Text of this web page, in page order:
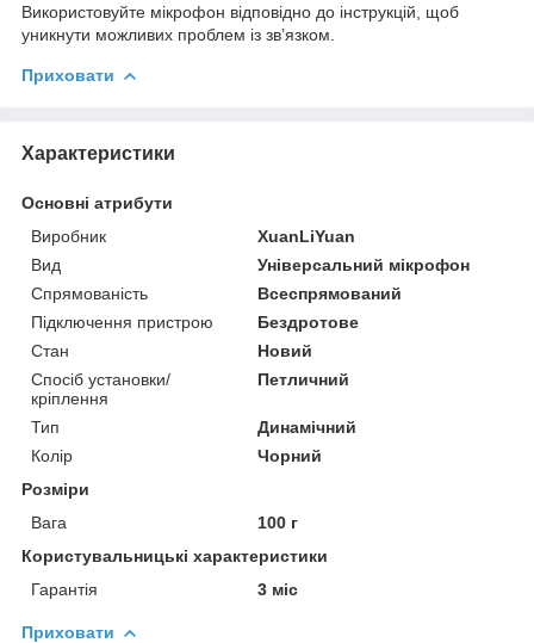
Використовуйте мікрофон відповідно до інструкцій, щоб
уникнути можливих проблем із зв’язком.
Приховати
Характеристики
Основні атрибути
Виробник
XuanLiYuan
Вид
Універсальний мікрофон
Спрямованість
Всеспрямований
Підключення пристрою
Бездротове
Стан
Новий
Спосіб установки/
кріплення
Петличний
Тип
Динамічний
Колір
Чорний
Розміри
Вага
100 г
Користувальницькі характеристики
Гарантія
3 міс
Приховати